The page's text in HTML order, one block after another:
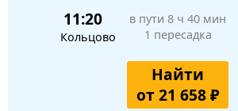
11:20
Кольцово
в пути 8 ч 40 мин
1 пересадка
Найти
от 21 658 ₽